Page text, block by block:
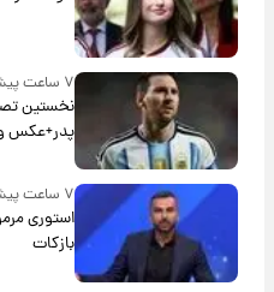
نخستین
پدر+عکس و
۷ ساعت پیش
استوری
بازکات